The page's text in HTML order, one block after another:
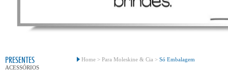
PRESENTES
ACESSÓRIOS
Home > Para Moleskine & Cia > Só Embalagem